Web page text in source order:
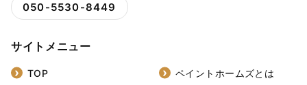
050-5530-8449
サイトメニュー
TOP ペイントホームズとは